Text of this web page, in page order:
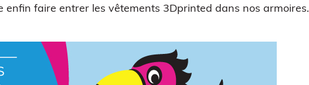
enfin faire entrer les vêtements 3Dprinted dans nos armoires.